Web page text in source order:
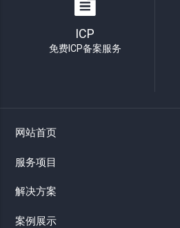
ICP
免费ICP备案服务
网站首页
服务项目
解决方案
案例展示